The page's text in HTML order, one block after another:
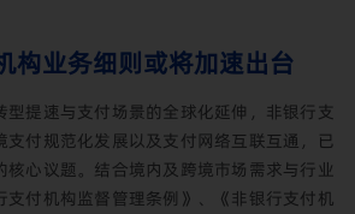
构业务细则或将加速出台
型提速与支付场景的全球化延伸，非银行支
支付规范化发展以及支付网络互联互通，已
核心议题。结合境内及跨境市场需求与行业
支付机构监督管理条例》、《非银行支付机